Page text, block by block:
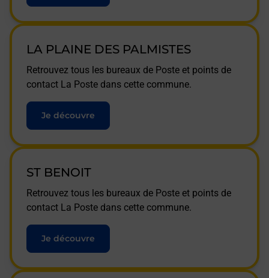
LA PLAINE DES PALMISTES
Retrouvez tous les bureaux de Poste et points de
contact La Poste dans cette commune.
Je découvre
ST BENOIT
Retrouvez tous les bureaux de Poste et points de
contact La Poste dans cette commune.
Je découvre